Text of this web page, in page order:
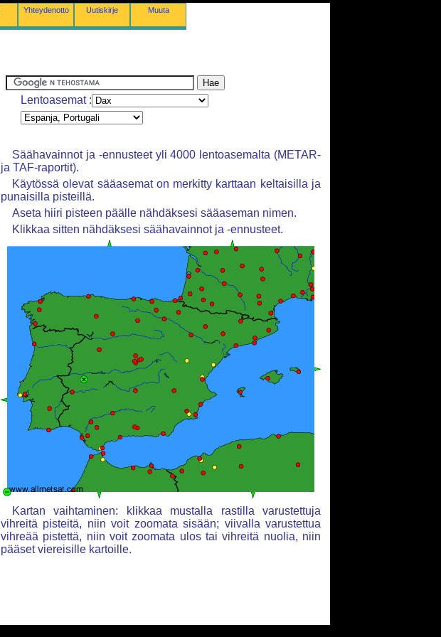
Yhteydenotto Uutiskirje Muuta
Lentoasemat :
Säähavainnot ja -ennusteet yli 4000 lentoasemalta (METAR-
ja TAF-raportit).
Käytössä olevat sääasemat on merkitty karttaan keltaisilla ja
punaisilla pisteillä.
Aseta hiiri pisteen päälle nähdäksesi sääaseman nimen.
Klikkaa sitten nähdäksesi säähavainnot ja -ennusteet.
Kartan vaihtaminen: klikkaa mustalla rastilla varustettuja
vihreitä pisteitä, niin voit zoomata sisään; viivalla varustettua
vihreää pistettä, niin voit zoomata ulos tai vihreitä nuolia, niin
pääset viereisille kartoille.